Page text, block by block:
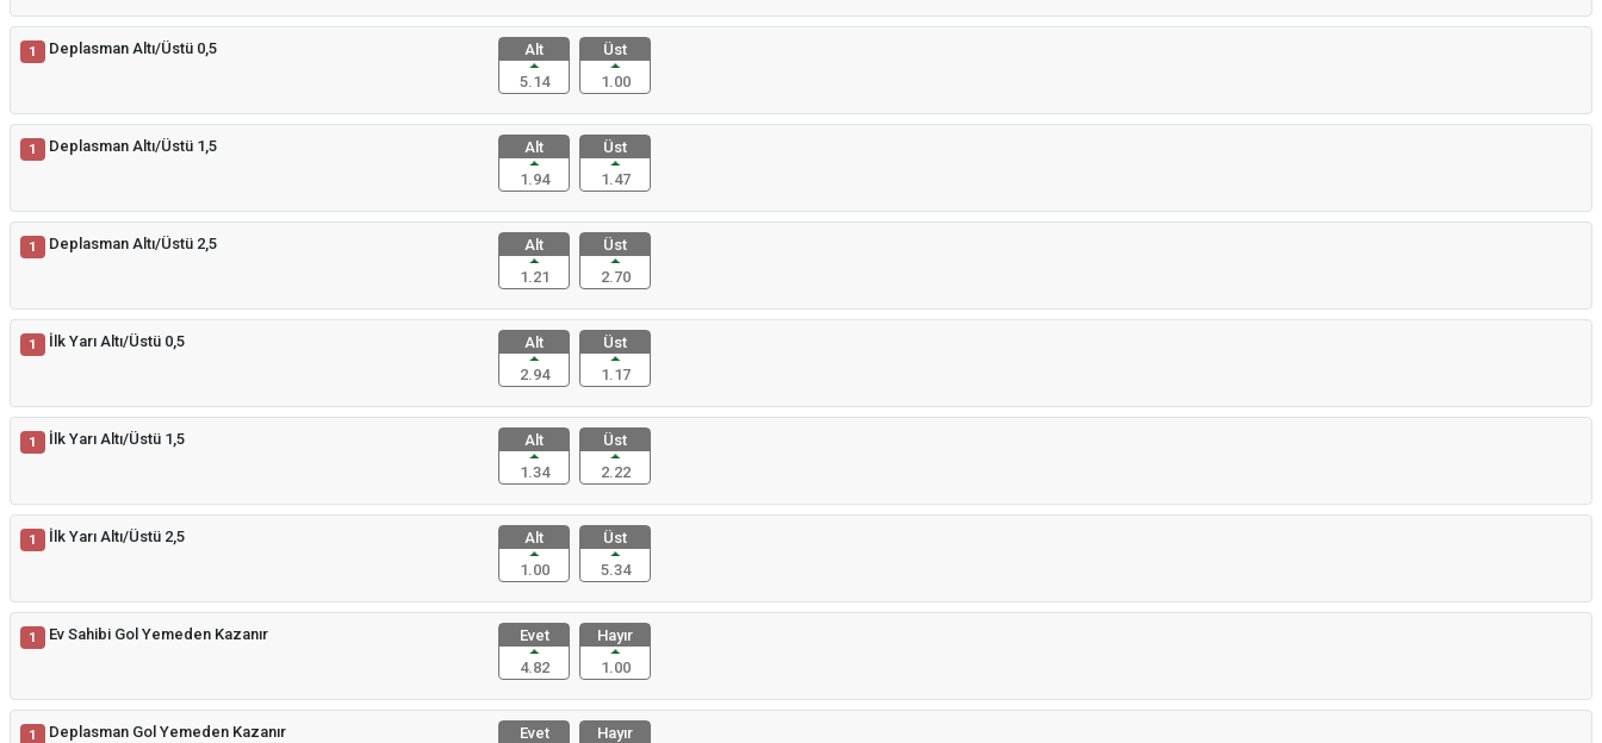
1 Deplasman Altı/Üstü 0,5
Alt
5.14
Üst
1.00
1 Deplasman Altı/Üstü 1,5
Alt
1.94
Üst
1.47
1 Deplasman Altı/Üstü 2,5
Alt
1.21
Üst
2.70
1 İlk Yarı Altı/Üstü 0,5
Alt
2.94
Üst
1.17
1 İlk Yarı Altı/Üstü 1,5
Alt
1.34
Üst
2.22
1 İlk Yarı Altı/Üstü 2,5
Alt
1.00
Üst
5.34
1 Ev Sahibi Gol Yemeden Kazanır
Evet
4.82
Hayır
1.00
1 Deplasman Gol Yemeden Kazanır Evet Hayır